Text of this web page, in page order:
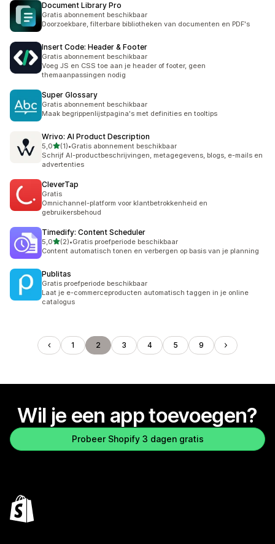
Document Library Pro
Gratis abonnement beschikbaar
Doorzoekbare, filterbare bibliotheken van documenten en PDF's
Insert Code: Header & Footer
Gratis abonnement beschikbaar
Voeg JS en CSS toe aan je header of footer, geen
themaanpassingen nodig
Super Glossary
Gratis abonnement beschikbaar
Maak begrippenlijstpagina's met definities en tooltips
Wrivo: AI Product Description
5,0van 5 sterren
(1)
1 recensies in totaal
•Gratis abonnement beschikbaar
Schrijf AI-productbeschrijvingen, metagegevens, blogs, e-mails en
advertenties
CleverTap
Gratis
Omnichannel-platform voor klantbetrokkenheid en
gebruikersbehoud
Timedify: Content Scheduler
5,0van 5 sterren
(2)
2 recensies in totaal
•Gratis proefperiode beschikbaar
Content automatisch tonen en verbergen op basis van je planning
Publitas
Gratis proefperiode beschikbaar
Laat je e-commerceproducten automatisch taggen in je online
catalogus
1 2 3 4 5 9
Wil je een app toevoegen?
Probeer Shopify 3 dagen gratis